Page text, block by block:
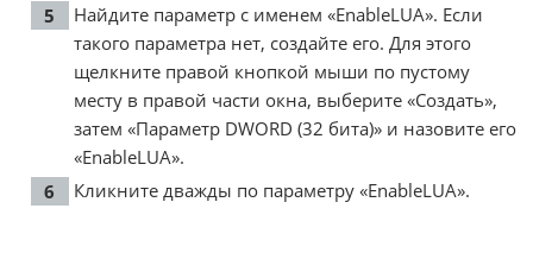
Найдите параметр с именем «EnableLUA». Если
такого параметра нет, создайте его. Для этого
щелкните правой кнопкой мыши по пустому
месту в правой части окна, выберите «Создать»,
затем «Параметр DWORD (32 бита)» и назовите его
«EnableLUA».
Кликните дважды по параметру «EnableLUA».